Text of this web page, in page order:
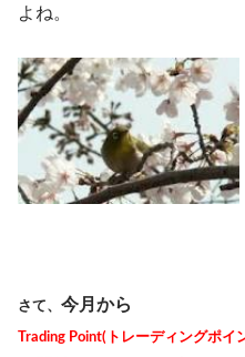
よね。
さて、 今月から
Trading Point(トレーディングポイ